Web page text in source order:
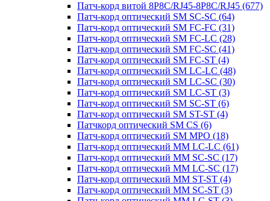
Патч-корд витой 8P8C/RJ45-8P8C/RJ45 (677)
Патч-корд оптический SM SC-SC (64)
Патч-корд оптический SM FC-FC (31)
Патч-корд оптический SM FC-LC (28)
Патч-корд оптический SM FC-SC (41)
Патч-корд оптический SM FC-ST (4)
Патч-корд оптический SM LC-LC (48)
Патч-корд оптический SM LC-SC (30)
Патч-корд оптический SM LC-ST (3)
Патч-корд оптический SM SC-ST (6)
Патч-корд оптический SM ST-ST (4)
Патчкорд оптический SM CS (6)
Патч-корд оптический SM MPO (18)
Патч-корд оптический MM LC-LC (61)
Патч-корд оптический MM SC-SC (17)
Патч-корд оптический MM LC-SC (17)
Патч-корд оптический MM ST-ST (4)
Патч-корд оптический MM SC-ST (3)